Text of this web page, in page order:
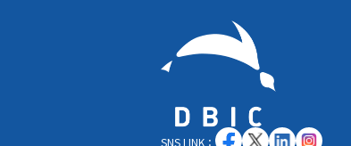
SNS LINK：